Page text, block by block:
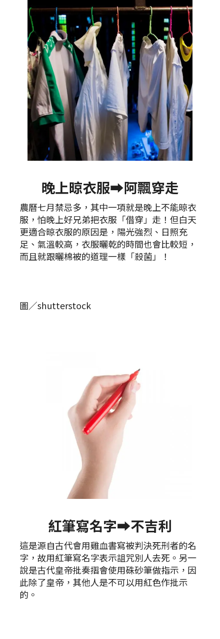
晚上晾衣服➡️阿飄穿走
農曆七月禁忌多，其中一項就是晚上不能晾衣
服，怕晚上好兄弟把衣服「借穿」走！但白天
更適合晾衣服的原因是，陽光強烈、日照充
足、氣溫較高，衣服曬乾的時間也會比較短，
而且就跟曬棉被的道理一樣「殺菌」！
圖／shutterstock
紅筆寫名字➡️不吉利
這是源自古代會用雞血書寫被判決死刑者的名
字，故用紅筆寫名字表示詛咒別人去死。另一
說是古代皇帝批奏摺會使用硃砂筆做指示，因
此除了皇帝，其他人是不可以用紅色作批示
的。